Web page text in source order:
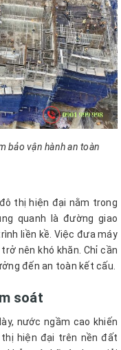
bảo vận hành an toàn
thị hiện đại nằm trong
quanh là đường giao
liền kề. Việc đưa máy
nên khó khăn. Chỉ cần
đến an toàn kết cấu.
soát
nước ngầm cao khiến
hiện đại trên nền đất